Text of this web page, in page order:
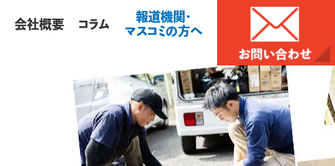
会社概要 コラム
報道機関・
マスコミの方へ